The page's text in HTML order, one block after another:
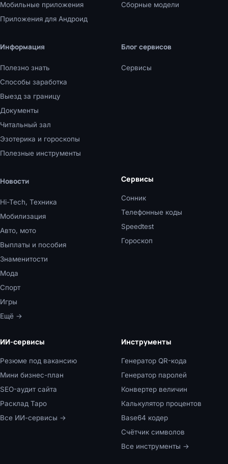
Мобильные приложения
Приложения для Андроид
Сборные модели
Информация
Полезно знать
Способы заработка
Выезд за границу
Документы
Читальный зал
Эзотерика и гороскопы
Полезные инструменты
Блог сервисов
Сервисы
Новости
Hi-Tech, Техника
Мобилизация
Авто, мото
Выплаты и пособия
Знаменитости
Мода
Спорт
Игры
Ещё →
Сервисы
Сонник
Телефонные коды
Speedtest
Гороскоп
ИИ-сервисы
Резюме под вакансию
Мини бизнес-план
SEO-аудит сайта
Расклад Таро
Все ИИ-сервисы →
Инструменты
Генератор QR-кода
Генератор паролей
Конвертер величин
Калькулятор процентов
Base64 кодер
Счётчик символов
Все инструменты →